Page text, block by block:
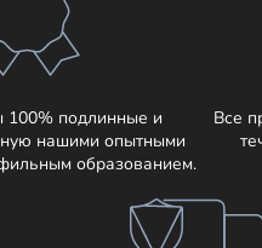
100% подлинные и
нашими опытными
образованием.
Все